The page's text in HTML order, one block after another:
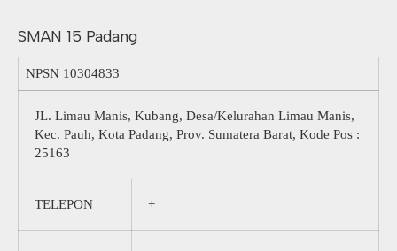
SMAN 15 Padang
NPSN 10304833
JL. Limau Manis, Kubang, Desa/Kelurahan Limau Manis,
Kec. Pauh, Kota Padang, Prov. Sumatera Barat, Kode Pos :
25163
TELEPON +